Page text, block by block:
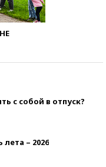
с собой в отпуск?
– 2026